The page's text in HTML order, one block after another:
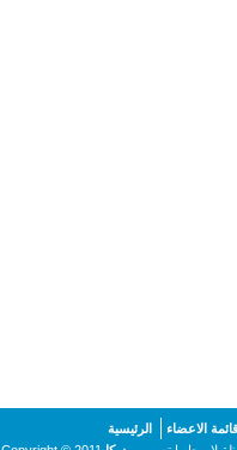
الرئيسية قائمة الاعضاء